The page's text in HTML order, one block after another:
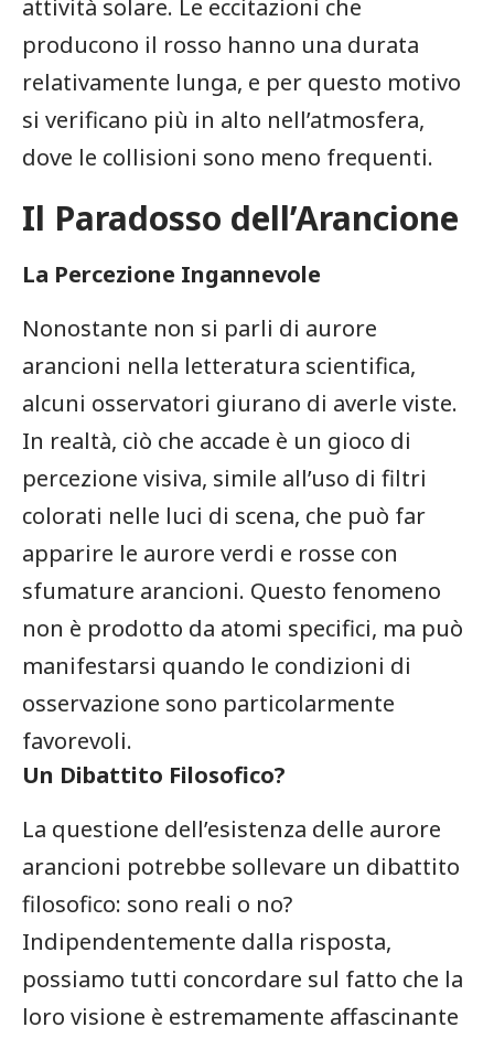
attività solare. Le eccitazioni che
producono il⁢ rosso hanno una​ durata⁢
relativamente lunga,‍ e per questo motivo
si verificano più in alto nell’atmosfera,
dove le collisioni sono meno frequenti.
Il Paradosso dell’Arancione
La Percezione Ingannevole
Nonostante non si‍ parli di aurore
arancioni nella letteratura scientifica,
alcuni‌ osservatori giurano di averle viste.
In realtà, ⁤ciò ⁢che accade è un ⁤gioco di
percezione visiva,⁣ simile all’uso di ⁤filtri
colorati nelle luci di ⁢scena, che può ​far
apparire⁤ le aurore verdi e rosse con
sfumature ‌arancioni. Questo fenomeno
non ⁣è prodotto da ‍atomi specifici, ma può
manifestarsi quando le condizioni di
osservazione sono particolarmente
favorevoli.
Un Dibattito Filosofico?
La questione dell’esistenza delle aurore
arancioni potrebbe sollevare un ‍dibattito⁢
filosofico: sono reali o no?
Indipendentemente dalla risposta,
possiamo tutti ⁤concordare ⁤sul fatto‍ che la
loro visione è estremamente affascinante